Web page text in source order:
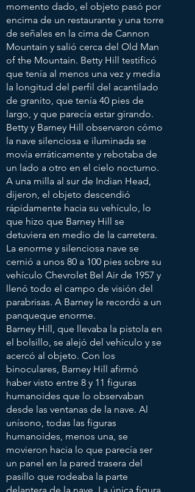
momento dado, el objeto pasó por
encima de un restaurante y una torre
de señales en la cima de Cannon
Mountain y salió cerca del Old Man
of the Mountain. Betty Hill testificó
que tenía al menos una vez y media
la longitud del perfil del acantilado
de granito, que tenía 40 pies de
largo, y que parecía estar girando.
Betty y Barney Hill observaron cómo
la nave silenciosa e iluminada se
movía erráticamente y rebotaba de
un lado a otro en el cielo nocturno.
A una milla al sur de Indian Head,
dijeron, el objeto descendió
rápidamente hacia su vehículo, lo
que hizo que Barney Hill se
detuviera en medio de la carretera.
La enorme y silenciosa nave se
cernió a unos 80 a 100 pies sobre su
vehículo Chevrolet Bel Air de 1957 y
llenó todo el campo de visión del
parabrisas. A Barney le recordó a un
panqueque enorme.
Barney Hill, que llevaba la pistola en
el bolsillo, se alejó del vehículo y se
acercó al objeto. Con los
binoculares, Barney Hill afirmó
haber visto entre 8 y 11 figuras
humanoides que lo observaban
desde las ventanas de la nave. Al
unísono, todas las figuras
humanoides, menos una, se
movieron hacia lo que parecía ser
un panel en la pared trasera del
pasillo que rodeaba la parte